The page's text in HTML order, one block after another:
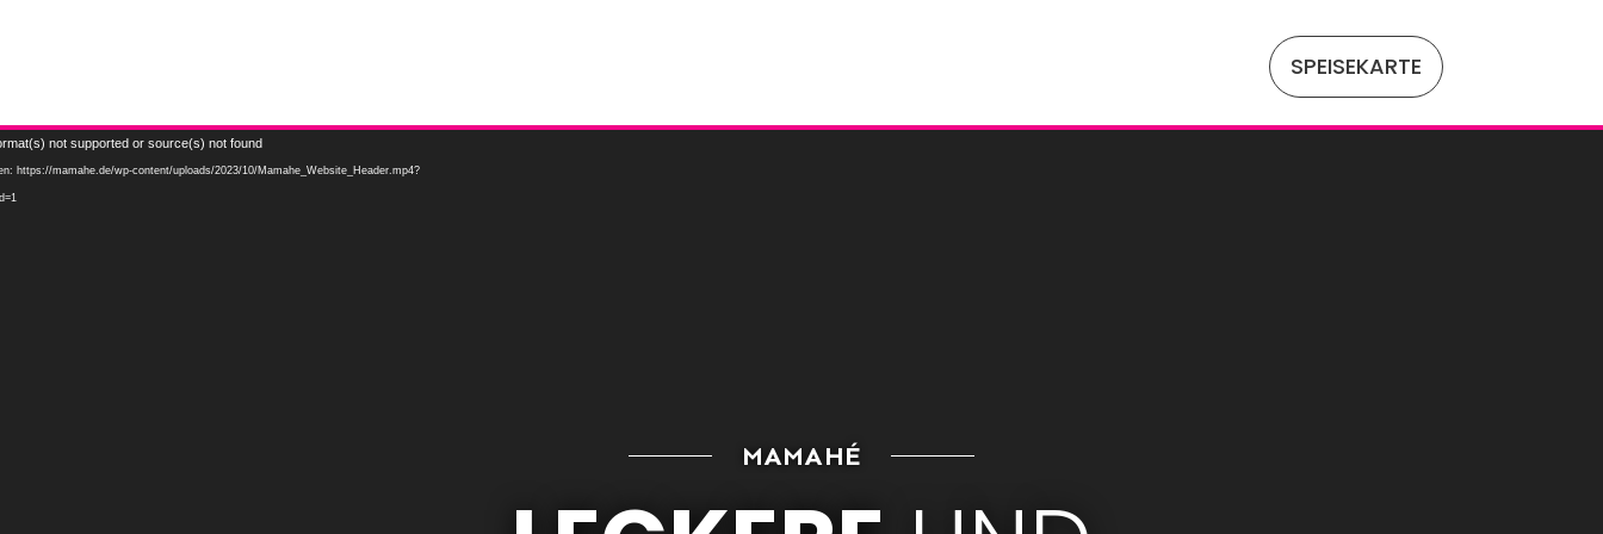
SPEISEKARTE
Video-
Player
not supported or source(s) not found
https://mamahe.de/wp-content/uploads/2023/10/Mamahe_Website_Header.mp4?
MAMAHÉ